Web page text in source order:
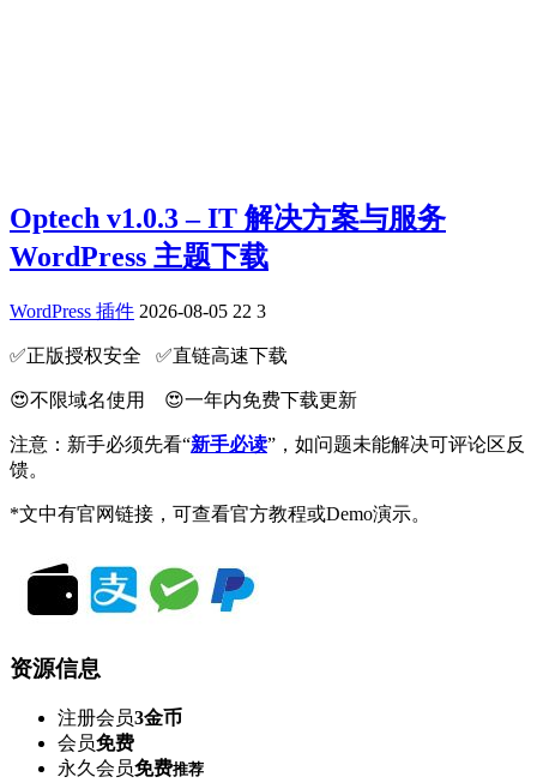
Optech v1.0.3 – IT 解决方案与服务
WordPress 主题下载
WordPress 插件 2026-08-05 22 3
✅️正版授权安全 ✅️直链高速下载
😍不限域名使用 😍一年内免费下载更新
注意：新手必须先看“新手必读”，如问题未能解决可评论区反
馈。
*文中有官网链接，可查看官方教程或Demo演示。
资源信息
注册会员3金币
会员免费
永久会员免费推荐